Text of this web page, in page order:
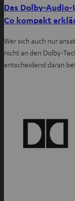
Das Dolby-
Co kompakt
Wer sich auch nur
nicht an den Dolby-
entscheidend daran